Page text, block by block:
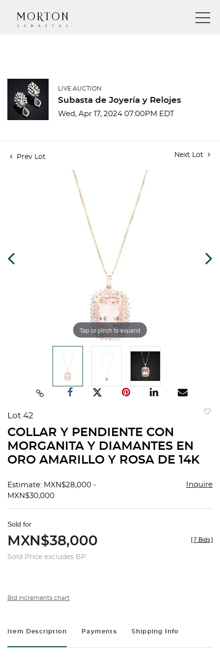
LIVE AUCTION
Subasta de Joyería y Relojes
Wed, Apr 17, 2024 07:00PM EDT
Prev Lot Next Lot
Tap or pinch to expand
Lot 42
COLLAR Y PENDIENTE CON
MORGANITA Y DIAMANTES EN
ORO AMARILLO Y ROSA DE 14K
Estimate: MXN$28,000 -
MXN$30,000
Inquire
Sold for
MXN$38,000
Sold Price excludes BP
[7 Bids]
Bid increments chart
Item Description Payments Shipping Info